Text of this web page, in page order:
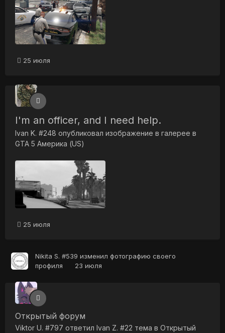
25 июля
I'm an officer, and I need help.
Ivan K. #248 опубликовал изображение в галерее в
GTA 5 Америка (US)
25 июля
Nikita S. #539 изменил фотографию своего
профиля
23 июля
Открытый форум
Viktor U. #797 ответил Ivan Z. #22 тема в Открытый